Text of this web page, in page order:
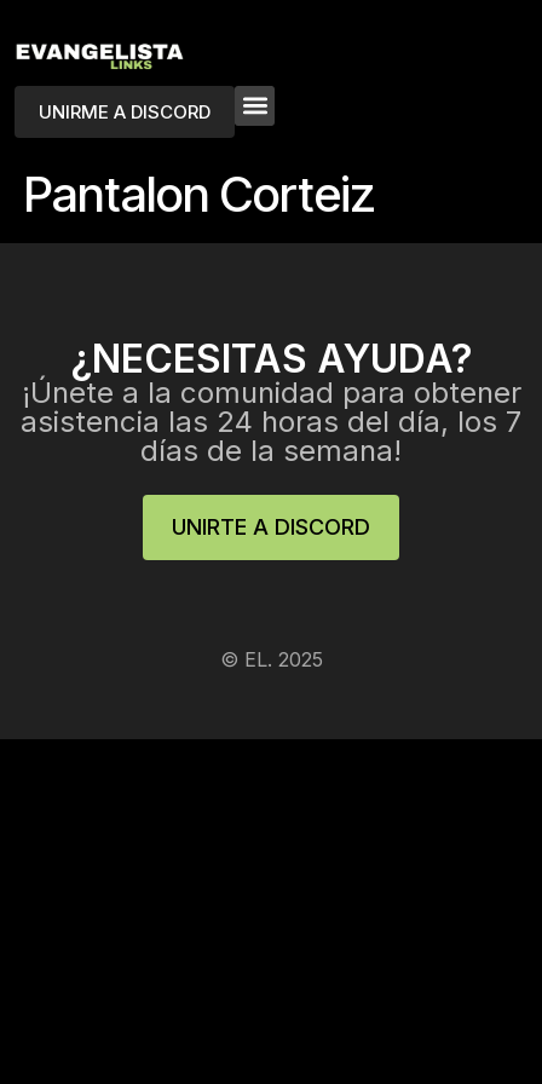
UNIRME A DISCORD
Pantalon Corteiz
¿NECESITAS AYUDA?
¡Únete a la comunidad para obtener
asistencia las 24 horas del día, los 7
días de la semana!
UNIRTE A DISCORD
© EL. 2025